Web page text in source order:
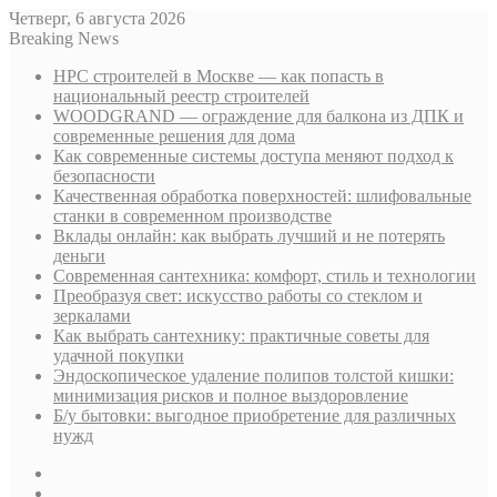
Четверг, 6 августа 2026
Breaking News
НРС строителей в Москве — как попасть в
национальный реестр строителей
WOODGRAND — ограждение для балкона из ДПК и
современные решения для дома
Как современные системы доступа меняют подход к
безопасности
Качественная обработка поверхностей: шлифовальные
станки в современном производстве
Вклады онлайн: как выбрать лучший и не потерять
деньги
Современная сантехника: комфорт, стиль и технологии
Преобразуя свет: искусство работы со стеклом и
зеркалами
Как выбрать сантехнику: практичные советы для
удачной покупки
Эндоскопическое удаление полипов толстой кишки:
минимизация рисков и полное выздоровление
Б/у бытовки: выгодное приобретение для различных
нужд